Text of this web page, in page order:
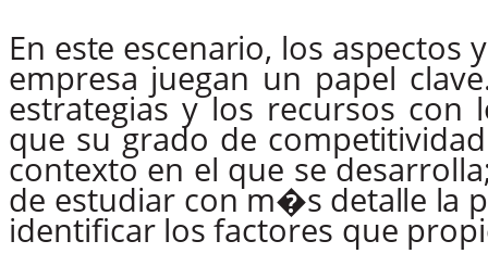
En este escenario, los aspectos y
empresa juegan un papel
estrategias y los recursos con
que su grado de competitividad
contexto en el que se
de estudiar con m�s detalle la
identificar los factores que